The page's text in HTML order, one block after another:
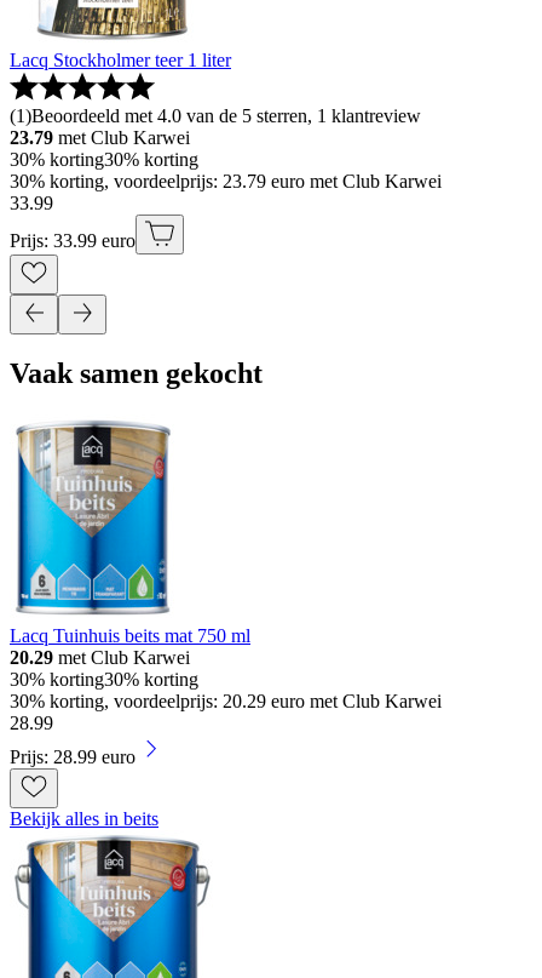
Lacq Stockholmer teer 1 liter
(1)Beoordeeld met 4.0 van de 5 sterren, 1 klantreview
23.79 met Club Karwei
30% korting30% korting
30% korting, voordeelprijs: 23.79 euro met Club Karwei
33.99
Prijs: 33.99 euro
Vaak samen gekocht
Lacq Tuinhuis beits mat 750 ml
20.29 met Club Karwei
30% korting30% korting
30% korting, voordeelprijs: 20.29 euro met Club Karwei
28.99
Prijs: 28.99 euro
Bekijk alles in beits